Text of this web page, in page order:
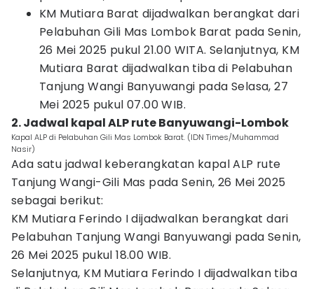
KM Mutiara Barat dijadwalkan berangkat dari
Pelabuhan Gili Mas Lombok Barat pada Senin,
26 Mei 2025 pukul 21.00 WITA. Selanjutnya, KM
Mutiara Barat dijadwalkan tiba di Pelabuhan
Tanjung Wangi Banyuwangi pada Selasa, 27
Mei 2025 pukul 07.00 WIB.
2. Jadwal kapal ALP rute Banyuwangi-Lombok
Kapal ALP di Pelabuhan Gili Mas Lombok Barat. (IDN Times/Muhammad
Nasir)
Ada satu jadwal keberangkatan kapal ALP rute
Tanjung Wangi-Gili Mas pada Senin, 26 Mei 2025
sebagai berikut:
KM Mutiara Ferindo I dijadwalkan berangkat dari
Pelabuhan Tanjung Wangi Banyuwangi pada Senin,
26 Mei 2025 pukul 18.00 WIB.
Selanjutnya, KM Mutiara Ferindo I dijadwalkan tiba